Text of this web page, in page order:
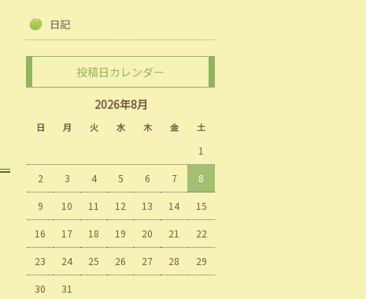
日記
投稿日カレンダー
2026年8月
日 月 火 水 木 金 土
1
2 3 4 5 6 7 8
9 10 11 12 13 14 15
16 17 18 19 20 21 22
23 24 25 26 27 28 29
30 31